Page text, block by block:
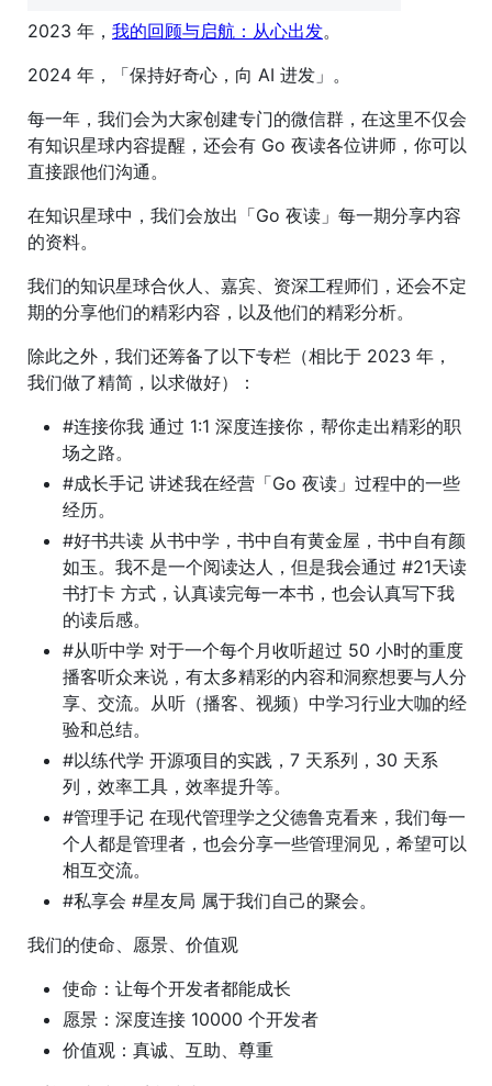
2023 年， 我的回顾与启航：从心出发。
2024 年，「保持好奇心，向 AI 进发」。
每一年，我们会为大家创建专门的微信群，在这里不仅会
有知识星球内容提醒，还会有 Go 夜读各位讲师，你可以
直接跟他们沟通。
在知识星球中，我们会放出「Go 夜读」每一期分享内容
的资料。
我们的知识星球合伙人、嘉宾、资深工程师们，还会不定
期的分享他们的精彩内容，以及他们的精彩分析。
除此之外，我们还筹备了以下专栏（相比于 2023 年，
我们做了精简，以求做好）：
#连接你我 通过 1:1 深度连接你，帮你走出精彩的职
场之路。
#成长手记 讲述我在经营「Go 夜读」过程中的一些
经历。
#好书共读 从书中学，书中自有黄金屋，书中自有颜
如玉。我不是一个阅读达人，但是我会通过 #21天读
书打卡 方式，认真读完每一本书，也会认真写下我
的读后感。
#从听中学 对于一个每个月收听超过 50 小时的重度
播客听众来说，有太多精彩的内容和洞察想要与人分
享、交流。从听（播客、视频）中学习行业大咖的经
验和总结。
#以练代学 开源项目的实践，7 天系列，30 天系
列，效率工具，效率提升等。
#管理手记 在现代管理学之父德鲁克看来，我们每一
个人都是管理者，也会分享一些管理洞见，希望可以
相互交流。
#私享会 #星友局 属于我们自己的聚会。
我们的使命、愿景、价值观
使命：让每个开发者都能成长
愿景：深度连接 10000 个开发者
价值观：真诚、互助、尊重